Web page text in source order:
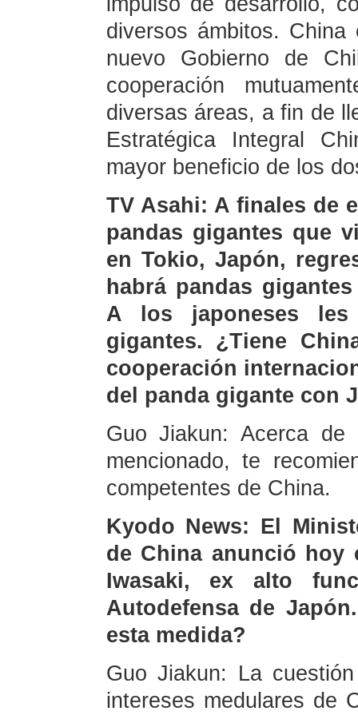
diversos ámbitos.
nuevo Gobierno de
cooperación
diversas áreas, a fin de
Estratégica Integral
mayor beneficio de los
TV Asahi: A finales de
pandas gigantes que
en Tokio, Japón,
habrá pandas
A los japoneses
gigantes. ¿Tiene
cooperación
del panda gigante con
Guo Jiakun: Acerca
mencionado, te
competentes de China.
Kyodo News: El
de China anunció hoy
Iwasaki, ex alto
Autodefensa de
esta medida?
Guo Jiakun: La
intereses medulares de